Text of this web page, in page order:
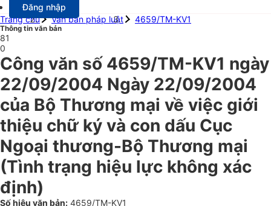
Đăng nhập
Trang chủ
Văn bản pháp luật 4659/TM-KV1
Thông tin văn bản
81
0
Công văn số 4659/TM-KV1 ngày
22/09/2004 Ngày 22/09/2004
của Bộ Thương mại về việc giới
thiệu chữ ký và con dấu Cục
Ngoại thương-Bộ Thương mại
(Tình trạng hiệu lực không xác
định)
Số hiệu văn bản: 4659/TM-KV1